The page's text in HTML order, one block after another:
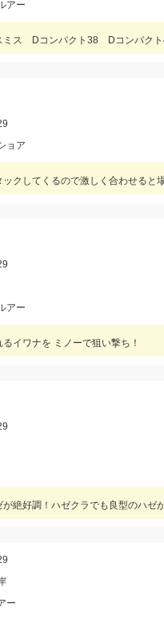
アー
ミス Dコンパクト38 Dコンパク
ョア
クしてくるので激しく合わせると
アー
イワナを ミノーで狙い撃ち！
絶好調！ハゼクラでも良型のハゼ
ー